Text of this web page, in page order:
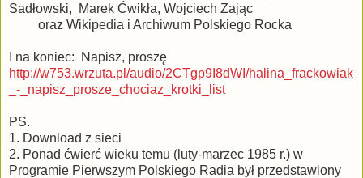
Sadłowski, Marek Ćwikła, Wojciech Zając
oraz Wikipedia i Archiwum Polskiego Rocka
I na koniec: Napisz, proszę
http://w753.wrzuta.pl/audio/2CTgp9I8dWI/halina_frackowiak
_-_napisz_prosze_chociaz_krotki_list
PS.
1. Download z sieci
2. Ponad ćwierć wieku temu (luty-marzec 1985 r.) w
Programie Pierwszym Polskiego Radia był przedstawiony